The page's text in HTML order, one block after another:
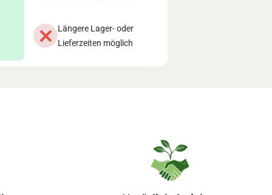
Längere Lager- oder
Lieferzeiten möglich